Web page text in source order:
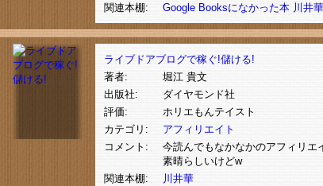
関連本棚:
Google Booksになかった本 川井華
ライブドアブログで稼ぐ!儲ける!
著者:
堀江 貴文
出版社:
ダイヤモンド社
評価:
ホリエもんテイスト
カテゴリ:
アフィリエイト
コメント:
今読んでもなかなかのアフィリエ
素晴らしいけどw
関連本棚:
川井華